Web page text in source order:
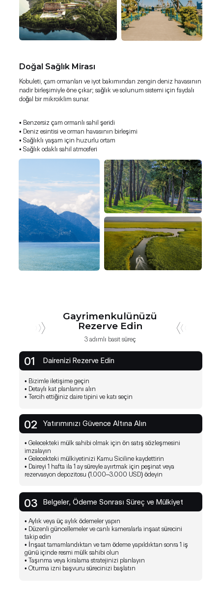
Kobuleti, çam ormanları ve iyot bakımından zengin deniz havasının
nadir birleşimiyle öne çıkar; sağlık ve solunum sistemi için faydalı
doğal bir mikroiklim sunar.
• Benzersiz çam ormanlı sahil şeridi
• Deniz esintisi ve orman havasının birleşimi
• Sağlıklı yaşam için huzurlu ortam
• Sağlık odaklı sahil atmosferi
Doğal Sağlık Mirası
Gayrimenkulünüzü
Rezerve Edin
3 adımlı basit süreç
• Gelecekteki mülk sahibi olmak için ön satış sözleşmesini
imzalayın
• Gelecekteki mülkiyetinizi Kamu Siciline kaydettirin
• Daireyi 1 hafta ila 1 ay süreyle ayırtmak için peşinat veya
rezervasyon depozitosu (1.000–3.000 USD) ödeyin
02 Yatırımınızı Güvence Altına Alın
• Aylık veya üç aylık ödemeler yapın
• Düzenli güncellemeler ve canlı kameralarla inşaat sürecini
takip edin
• İnşaat tamamlandıktan ve tam ödeme yapıldıktan sonra 1 iş
günü içinde resmi mülk sahibi olun
• Taşınma veya kiralama stratejinizi planlayın
• Oturma izni başvuru sürecinizi başlatın
03 Belgeler, Ödeme Sonrası Süreç ve Mülkiyet
• Bizimle iletişime geçin
• Detaylı kat planlarını alın
• Tercih ettiğiniz daire tipini ve katı seçin
01 Dairenizi Rezerve Edin
Bu
ve
finansal analizler ve kolay çevrimiçi ödemeler
özellikler sunar.
getirerek NEXT Property, gayrimenkul
dönüştürür; kullanıcılar için daha basit ve keyifli
sunar.